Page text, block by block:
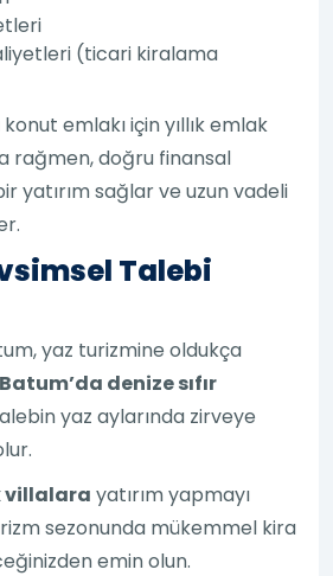
(ticari kiralama
emlakı için yıllık emlak
rağmen, doğru finansal
yatırım sağlar ve uzun vadeli
Talebi
yaz turizmine oldukça
Batum’da denize sıfır
yaz aylarında zirveye
villalara yatırım yapmayı
sezonunda mükemmel kira
emin olun.